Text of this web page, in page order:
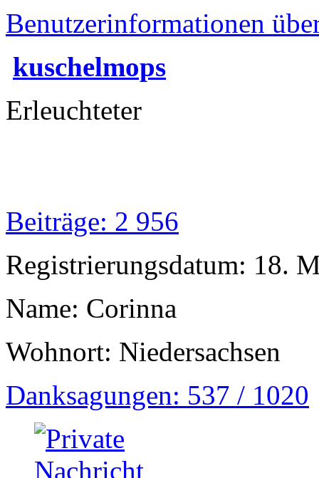
Benutzerinformationen
kuschelmops
Erleuchteter
Beiträge: 2 956
Registrierungsdatum: 18.
Name: Corinna
Wohnort: Niedersachsen
Danksagungen: 537 / 1020